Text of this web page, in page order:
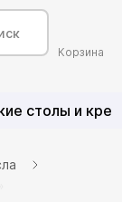
Корзина
столы и